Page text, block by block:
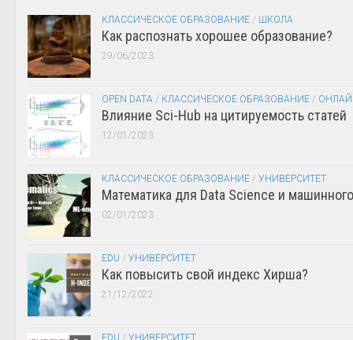
КЛАССИЧЕСКОЕ ОБРАЗОВАНИЕ / ШКОЛА
Как распознать хорошее образование?
29/06/2023
OPEN DATA / КЛАССИЧЕСКОЕ ОБРАЗОВАНИЕ /
Влияние Sci-Hub на цитируемость статей
12/01/2023
КЛАССИЧЕСКОЕ ОБРАЗОВАНИЕ / УНИВЕРСИТЕТ
Математика для Data Science и
02/01/2023
EDU / УНИВЕРСИТЕТ
Как повысить свой индекс Хирша?
21/12/2022
EDU / УНИВЕРСИТЕТ